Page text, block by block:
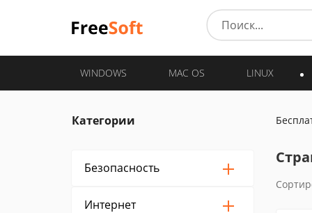
WINDOWS MAC OS LINUX
Категории
Безопасность
Интернет